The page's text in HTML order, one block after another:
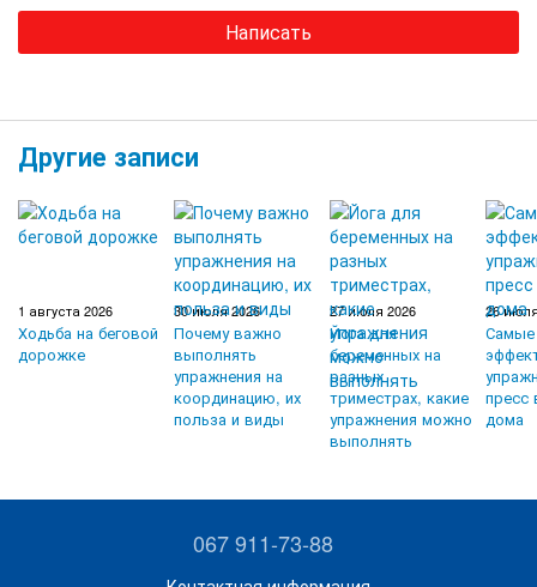
Написать
Другие записи
1 августа 2026
Ходьба на беговой
дорожке
30 июля 2026
Почему важно
выполнять
упражнения на
координацию, их
польза и виды
27 июля 2026
Йога для
беременных на
разных
триместрах, какие
упражнения можно
выполнять
26
Самые
пресс
дома
067 911-73-88